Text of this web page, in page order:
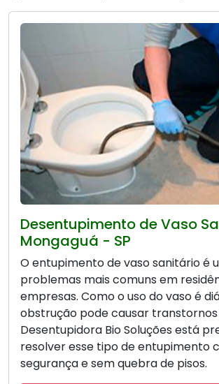
Desentupimento de Vaso
Mongaguá - SP
O entupimento de vaso sanitário é
problemas mais comuns em
empresas. Como o uso do vaso é
obstrução pode causar transtornos
Desentupidora Bio Soluções está
resolver esse tipo de entupimento
segurança e sem quebra de pisos.